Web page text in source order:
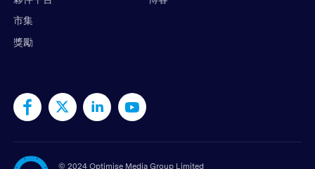
市集
獎勵
© 2024 Optimise Media Group Limited